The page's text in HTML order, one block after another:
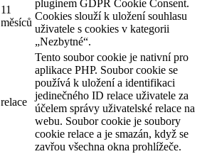
11
měsíců
pluginem GDPR Cookie Consent.
Cookies slouží k uložení souhlasu
uživatele s cookies v kategorii
„Nezbytné“.
relace
Tento soubor cookie je nativní pro
aplikace PHP. Soubor cookie se
používá k uložení a identifikaci
jedinečného ID relace uživatele za
účelem správy uživatelské relace na
webu. Soubor cookie je soubory
cookie relace a je smazán, když se
zavřou všechna okna prohlížeče.